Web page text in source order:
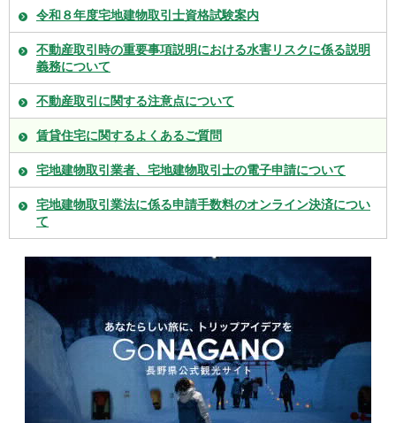
令和８年度宅地建物取引士資格試験案内
不動産取引時の重要事項説明における水害リスクに係る説明
義務について
不動産取引に関する注意点について
賃貸住宅に関するよくあるご質問
宅地建物取引業者、宅地建物取引士の電子申請について
宅地建物取引業法に係る申請手数料のオンライン決済につい
て